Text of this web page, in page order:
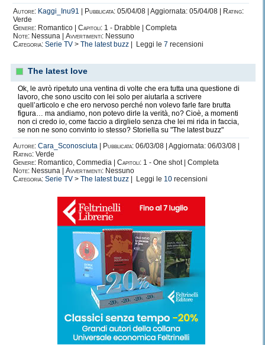
Autore: Kaggi_Inu91 Pubblicata: 05/04/08 | Aggiornata: 05/04/08 |
Rating:
Verde
Genere: Romantico | Capitoli: 1 - Drabble | Completa
Note: Nessuna | Avvertimenti: Nessuno
Categoria: Serie TV > The latest buzz | Leggi le 7 recensioni
The latest love
Ok, le avrò ripetuto una ventina di volte che era tutta una questione di
lavoro, che sono uscito con lei solo per aiutarla a scrivere
quell’articolo e che ero nervoso perché non volevo farle fare brutta
figura… ma andiamo, non potevo dirle la verità, no? Cioè, a momenti
non ci credo io, come faccio a dirglielo senza che lei mi rida in faccia,
se non ne sono convinto io stesso? Storiella su "The latest buzz"
Autore: Cara_Sconosciuta Pubblicata: 06/03/08 | Aggiornata: 06/03/08 |
Rating: Verde
Genere: Romantico, Commedia | Capitoli: 1 - One shot | Completa
Note: Nessuna | Avvertimenti: Nessuno
Categoria: Serie TV > The latest buzz | Leggi le 10 recensioni